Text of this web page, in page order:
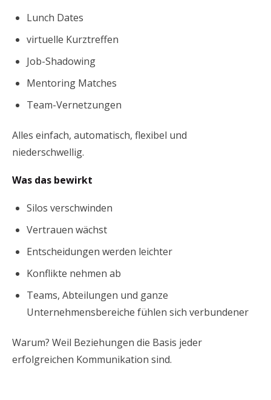
Lunch Dates
virtuelle Kurztreffen
Job-Shadowing
Mentoring Matches
Team-Vernetzungen
Alles einfach, automatisch, flexibel und
niederschwellig.
Was das bewirkt
Silos verschwinden
Vertrauen wächst
Entscheidungen werden leichter
Konflikte nehmen ab
Teams, Abteilungen und ganze
Unternehmensbereiche fühlen sich verbundener
Warum? Weil Beziehungen die Basis jeder
erfolgreichen Kommunikation sind.